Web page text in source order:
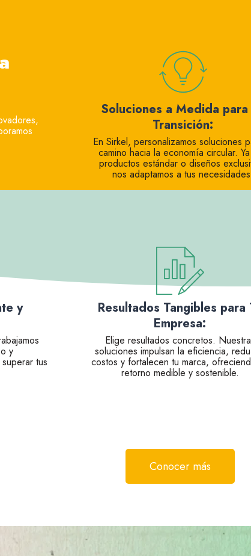
Soluciones a Medida para
Transición:
En Sirkel, personalizamos soluciones
camino hacia la economía circular.
productos estándar o diseños
nos adaptamos a tus
y
y
tus
Resultados Tangibles para
Empresa:
Elige resultados concretos.
soluciones impulsan la eficiencia,
costos y fortalecen tu marca,
retorno medible y sostenible.
Conocer más